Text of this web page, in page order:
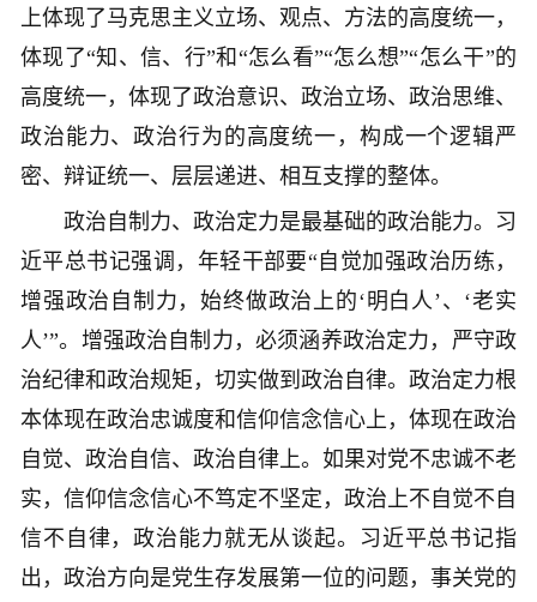
上体现了马克思主义立场、观点、方法的高度统一，
体现了“知、信、行”和“怎么看”“怎么想”“怎么干”的
高度统一，体现了政治意识、政治立场、政治思维、
政治能力、政治行为的高度统一，构成一个逻辑严
密、辩证统一、层层递进、相互支撑的整体。
政治自制力、政治定力是最基础的政治能力。习
近平总书记强调，年轻干部要“自觉加强政治历练，
增强政治自制力，始终做政治上的‘明白人’、‘老实
人’”。增强政治自制力，必须涵养政治定力，严守政
治纪律和政治规矩，切实做到政治自律。政治定力根
本体现在政治忠诚度和信仰信念信心上，体现在政治
自觉、政治自信、政治自律上。如果对党不忠诚不老
实，信仰信念信心不笃定不坚定，政治上不自觉不自
信不自律，政治能力就无从谈起。习近平总书记指
出，政治方向是党生存发展第一位的问题，事关党的